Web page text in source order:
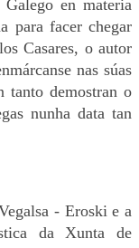
en materia
para facer chegar
Casares, o autor
nas súas
tanto demostran o
nunha data tan
- Eroski e a
da Xunta de